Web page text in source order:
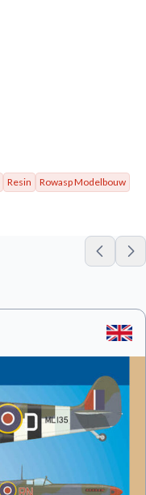
Resin
Rowasp Modelbouw